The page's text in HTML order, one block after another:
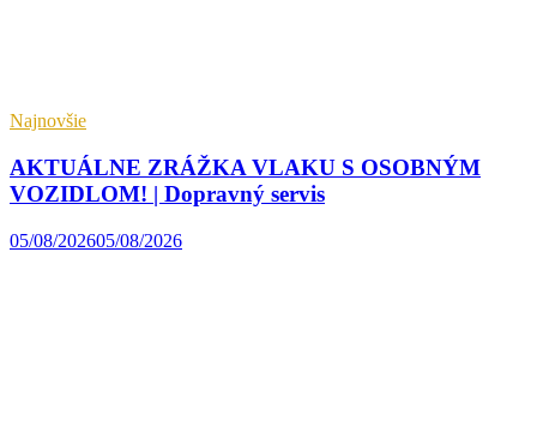
Najnovšie
AKTUÁLNE ZRÁŽKA VLAKU S OSOBNÝM
VOZIDLOM! | Dopravný servis
05/08/202605/08/2026